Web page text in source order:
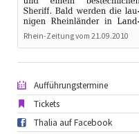
Rhein-Zeitung vom 21.09.2010
Aufführungstermine
Tickets
Thalia auf Facebook